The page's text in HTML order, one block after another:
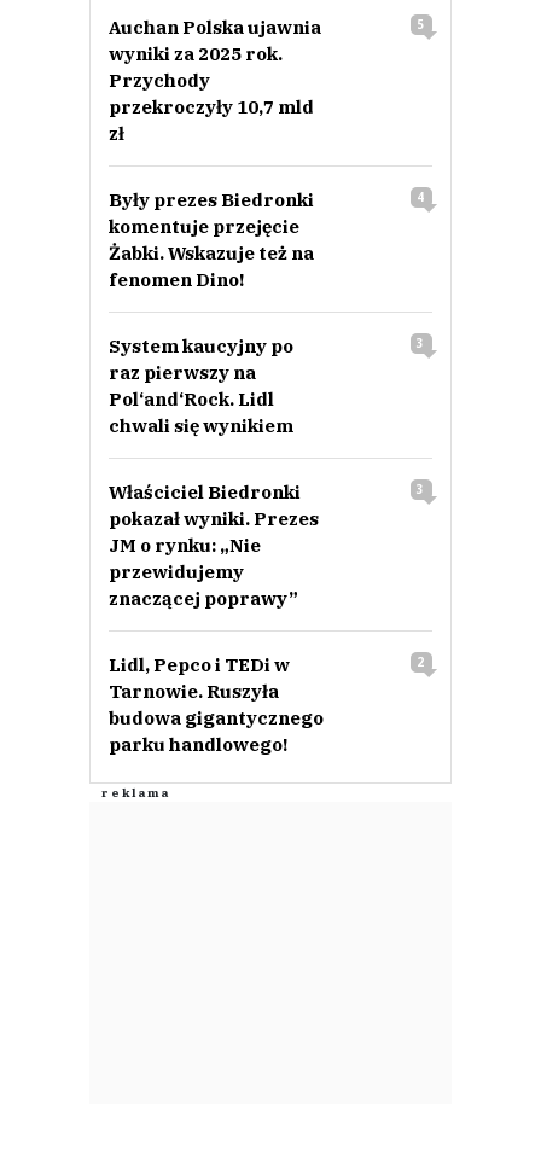
Auchan Polska ujawnia
wyniki za 2025 rok.
Przychody
przekroczyły 10,7 mld
zł
5
Były prezes Biedronki
komentuje przejęcie
Żabki. Wskazuje też na
fenomen Dino!
4
System kaucyjny po
raz pierwszy na
Pol‘and‘Rock. Lidl
chwali się wynikiem
3
Właściciel Biedronki
pokazał wyniki. Prezes
JM o rynku: „Nie
przewidujemy
znaczącej poprawy”
3
Lidl, Pepco i TEDi w
Tarnowie. Ruszyła
budowa gigantycznego
parku handlowego!
2